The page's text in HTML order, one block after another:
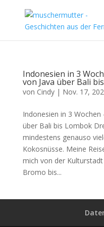
Indonesien in 3
von Java über Bali
von Cindy| Nov. 17,
Indonesien in 3 Wochen
über Bali bis Lombok
mindestens genauso
Kokosnüsse. Meine
mich von der
Bromo bis...